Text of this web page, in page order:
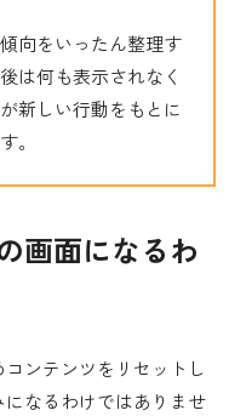
向をいったん整理す
は何も表示されなく
新しい行動をもとに
。
画面になるわ
ンテンツをリセットし
なるわけではありませ